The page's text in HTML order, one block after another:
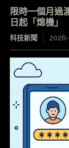
限時一個月過
日起「熄機」
科技新聞